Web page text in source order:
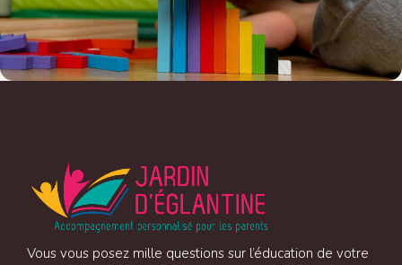
Vous vous posez mille questions sur l’éducation de votre